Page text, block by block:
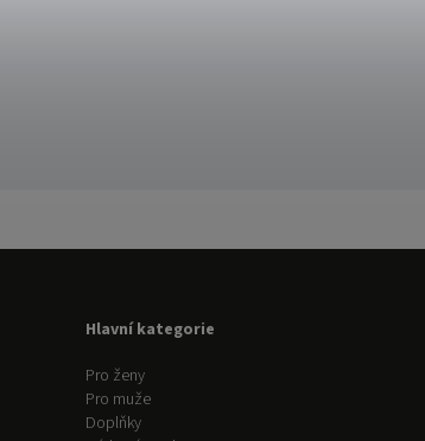
Hlavní kategorie
Pro ženy
Pro muže
Doplňky